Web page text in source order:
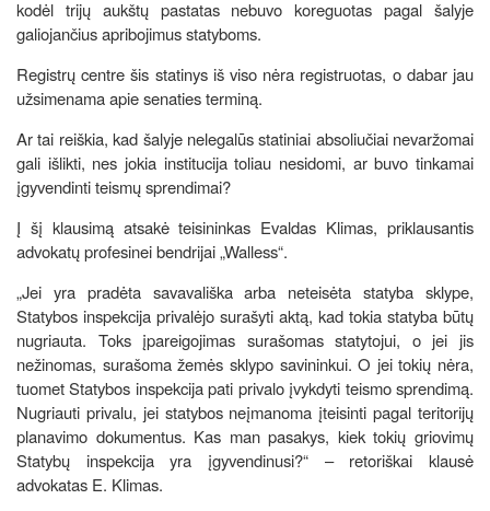
kodėl trijų aukštų pastatas nebuvo koreguotas pagal šalyje
galiojančius apribojimus statyboms.
Registrų centre šis statinys iš viso nėra registruotas, o dabar jau
užsimenama apie senaties terminą.
Ar tai reiškia, kad šalyje nelegalūs statiniai absoliučiai nevaržomai
gali išlikti, nes jokia institucija toliau nesidomi, ar buvo tinkamai
įgyvendinti teismų sprendimai?
Į šį klausimą atsakė teisininkas Evaldas Klimas, priklausantis
advokatų profesinei bendrijai „Walless“.
„Jei yra pradėta savavališka arba neteisėta statyba sklype,
Statybos inspekcija privalėjo surašyti aktą, kad tokia statyba būtų
nugriauta. Toks įpareigojimas surašomas statytojui, o jei jis
nežinomas, surašoma žemės sklypo savininkui. O jei tokių nėra,
tuomet Statybos inspekcija pati privalo įvykdyti teismo sprendimą.
Nugriauti privalu, jei statybos neįmanoma įteisinti pagal teritorijų
planavimo dokumentus. Kas man pasakys, kiek tokių griovimų
Statybų inspekcija yra įgyvendinusi?“ – retoriškai klausė
advokatas E. Klimas.